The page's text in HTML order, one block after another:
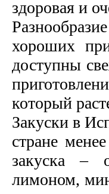
здоровая и
хороших
доступны
который
Закуски в
стране
закуска –
лимоном,